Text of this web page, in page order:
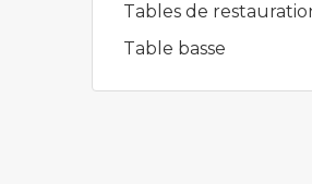
Tables de
Table basse